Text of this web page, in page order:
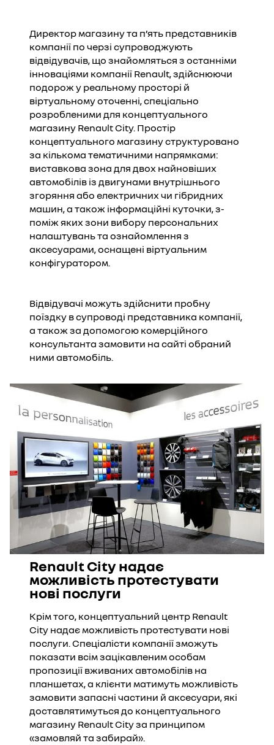
Директор магазину та п’ять представників
компанії по черзі супроводжують
відвідувачів, що знайомляться з останніми
інноваціями компанії Renault, здійснюючи
подорож у реальному просторі й
віртуальному оточенні, спеціально
розробленими для концептуального
магазину Renault City. Простір
концептуального магазину структуровано
за кількома тематичними напрямками:
виставкова зона для двох найновіших
автомобілів із двигунами внутрішнього
згоряння або електричних чи гібридних
машин, а також інформаційні куточки, з-
поміж яких зони вибору персональних
налаштувань та ознайомлення з
аксесуарами, оснащені віртуальним
конфігуратором.
Відвідувачі можуть здійснити пробну
поїздку в супроводі представника компанії,
а також за допомогою комерційного
консультанта замовити на сайті обраний
ними автомобіль.
Renault City надає
можливість протестувати
нові послуги
Крім того, концептуальний центр Renault
City надає можливість протестувати нові
послуги. Спеціалісти компанії зможуть
показати всім зацікавленим особам
пропозиції вживаних автомобілів на
планшетах, а клієнти матимуть можливість
замовити запасні частини й аксесуари, які
доставлятимуться до концептуального
магазину Renault City за принципом
«замовляй та забирай».